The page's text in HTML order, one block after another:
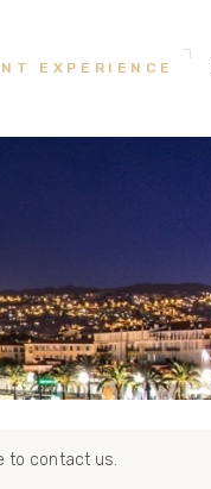
EXPERIENCE
exclusives et raffinées.
to contact us.